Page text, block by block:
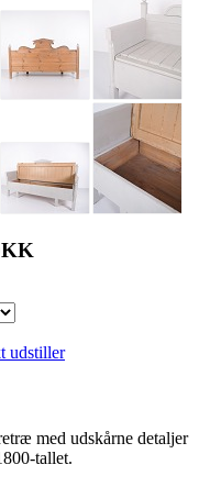
udstiller
med udskårne detaljer
tallet.